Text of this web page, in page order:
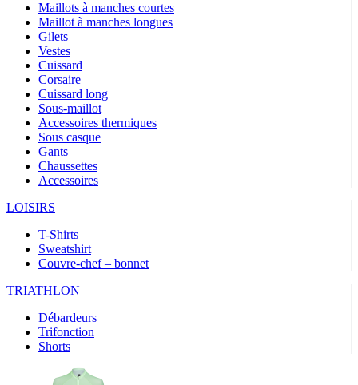
Maillots à manches courtes
Maillot à manches longues
Gilets
Vestes
Cuissard
Corsaire
Cuissard long
Sous-maillot
Accessoires thermiques
Sous casque
Gants
Chaussettes
Accessoires
LOISIRS
T-Shirts
Sweatshirt
Couvre-chef – bonnet
TRIATHLON
Débardeurs
Trifonction
Shorts